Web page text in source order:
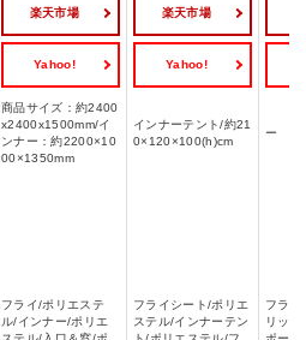
楽天市場
Yahoo!
楽天市場
Yahoo!
商品サイズ：約2400
x2400x1500mm/イ
ンナー：約2200×10
00×1350mm
インナーテント/約21
0×120×100(h)cm
ー
フライ/ポリエステ
ル/インナー/ポリエ
フライシート/ポリエ
ステル/インナーテン
フライ
リッ